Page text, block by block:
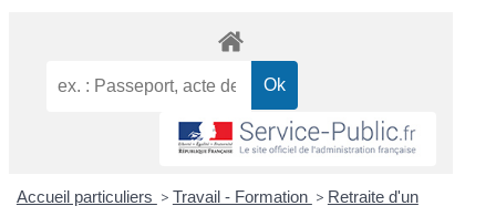
Accueil particuliers > Travail - Formation > Retraite d'un